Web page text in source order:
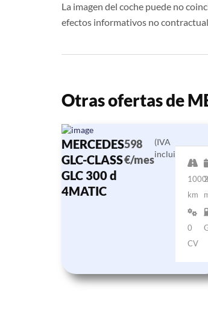
La imagen del coche puede no
efectos informativos no
Otras ofertas de
MERCEDES
GLC-CLASS
GLC 300 d
4MATIC
598
€/mes
(IVA
incluido)
km
0
CV